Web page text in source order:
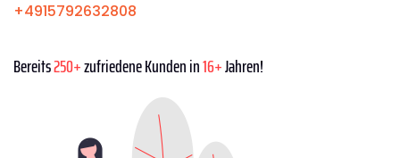
+4915792632808
Bereits250+zufriedene Kunden in16+Jahren!